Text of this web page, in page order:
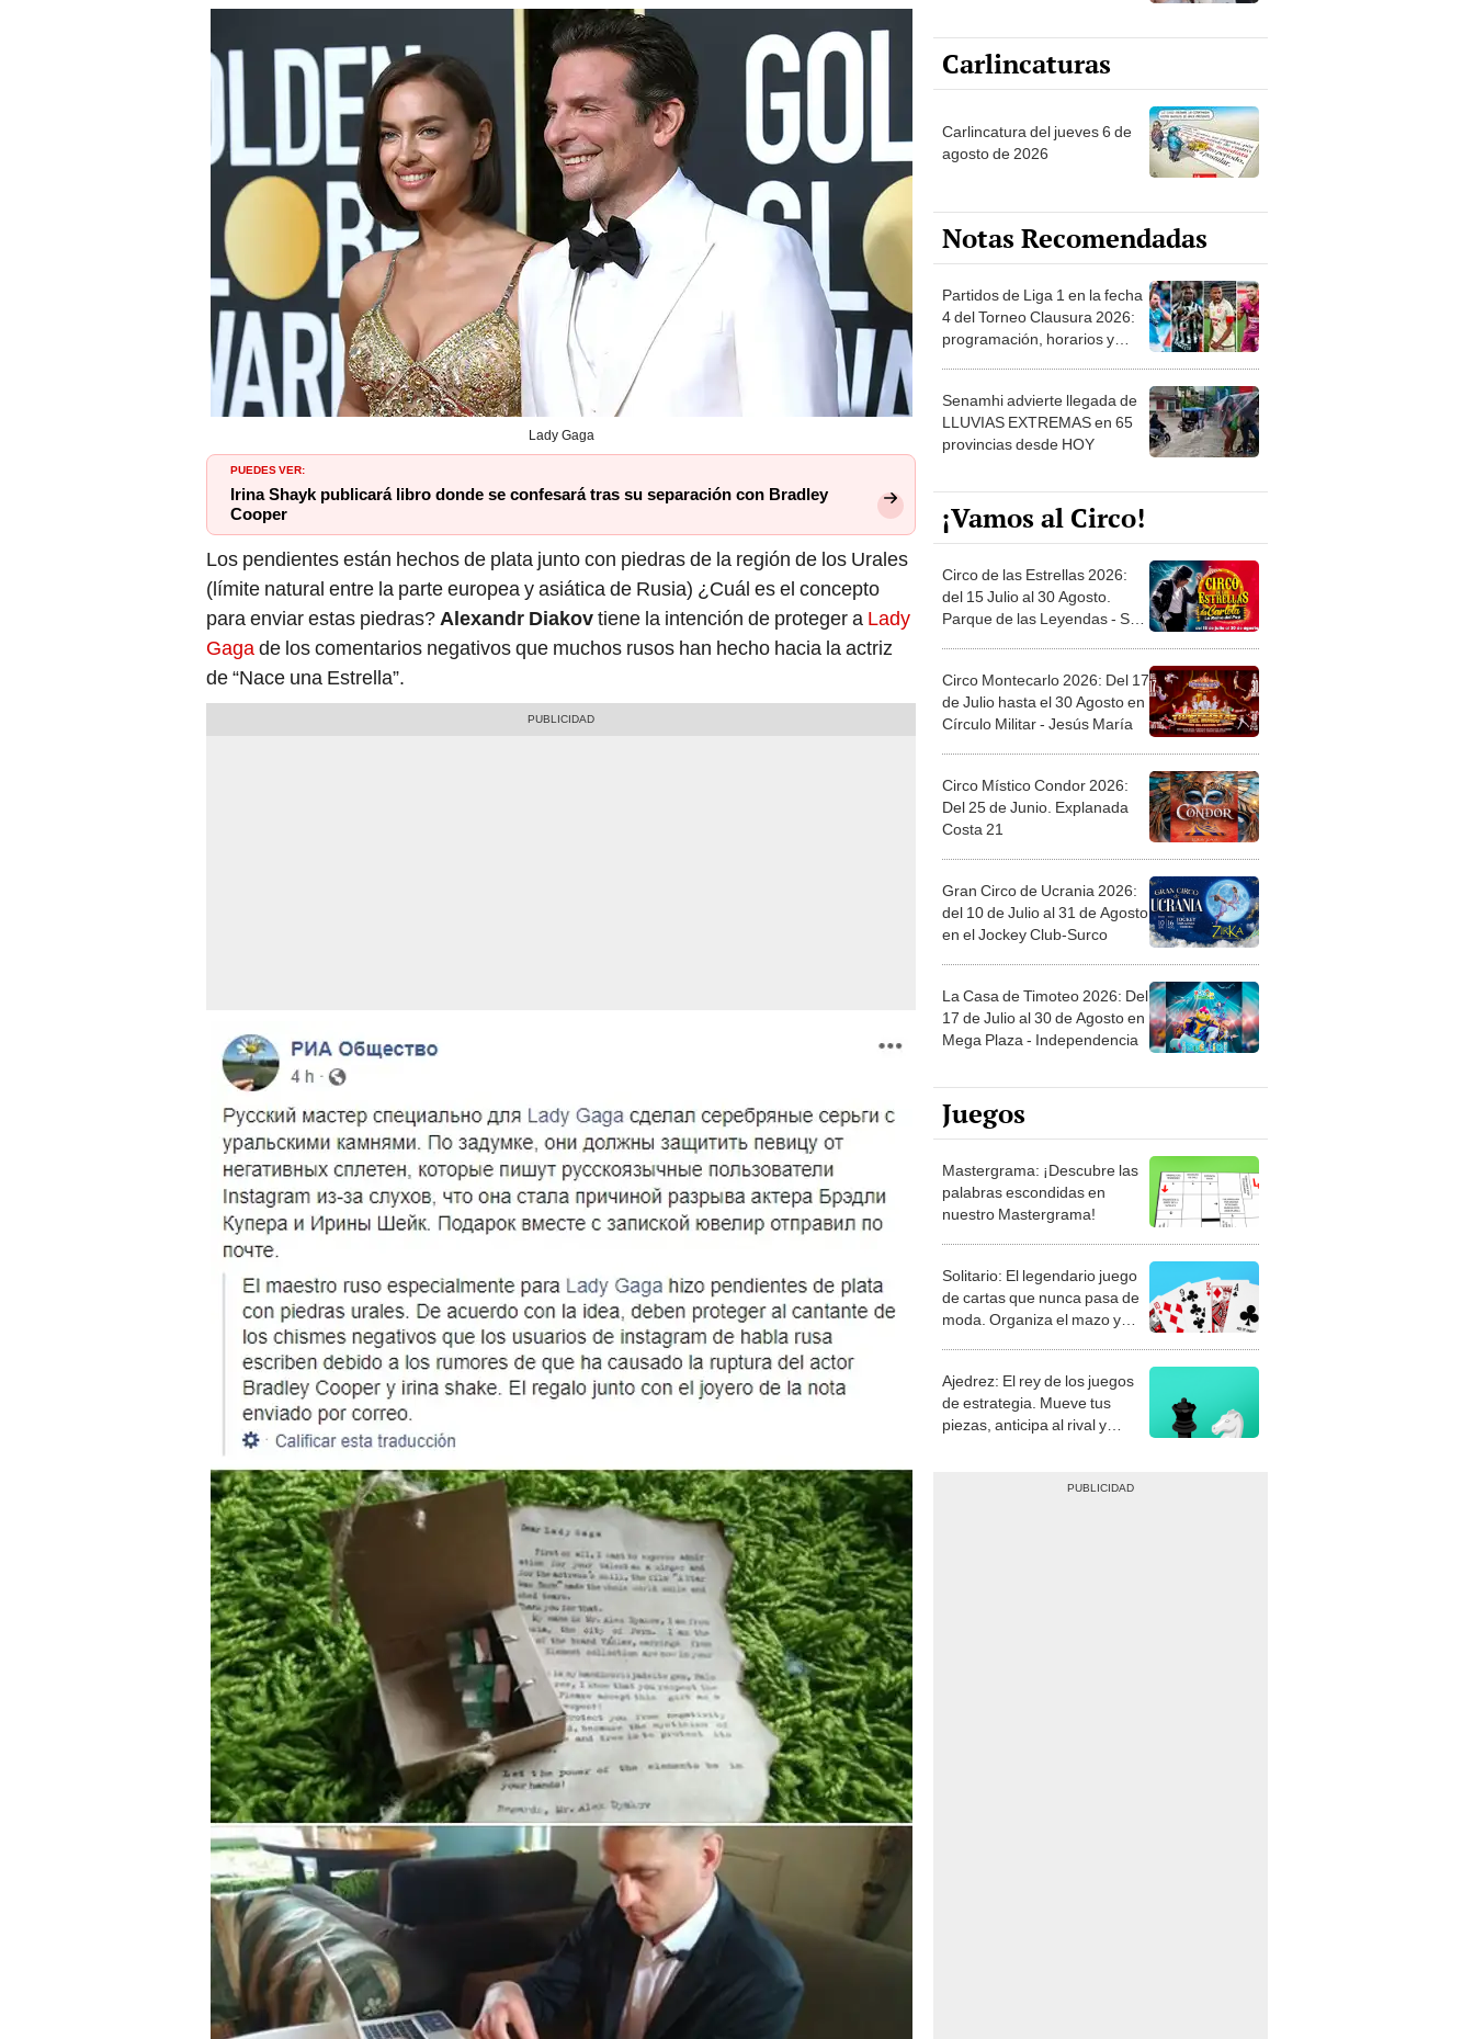
Lady Gaga
PUEDES VER:
Irina Shayk publicará libro donde se confesará tras su separación con Bradley
Cooper
Los pendientes están hechos de plata junto con piedras de la región de los Urales
(límite natural entre la parte europea y asiática de Rusia) ¿Cuál es el concepto
para enviar estas piedras?Alexandr Diakovtiene la intención de proteger a Lady
Gagade los comentarios negativos que muchos rusos han hecho hacia la actriz
de “Nace una Estrella”.
Carlincaturas
Carlincatura del jueves 6 de
agosto de 2026
Notas Recomendadas
Partidos de Liga 1 en la fecha
4 del Torneo Clausura 2026:
programación, horarios y
Senamhi advierte llegada de
LLUVIAS EXTREMAS en 65
provincias desde HOY
¡Vamos al Circo!
Circo de las Estrellas 2026:
del 15 Julio al 30 Agosto.
Parque de las Leyendas - San
Circo Montecarlo 2026: Del 17
de Julio hasta el 30 Agosto en
Círculo Militar - Jesús María
Circo Místico Condor 2026:
Del 25 de Junio. Explanada
Costa 21
Gran Circo de Ucrania 2026:
del 10 de Julio al 31 de Agosto
en el Jockey Club-Surco
La Casa de Timoteo 2026: Del
17 de Julio al 30 de Agosto en
Mega Plaza - Independencia
Juegos
Mastergrama: ¡Descubre las
palabras escondidas en
nuestro Mastergrama!
Solitario: El legendario juego
de cartas que nunca pasa de
moda. Organiza el mazo y
Ajedrez: El rey de los juegos
de estrategia. Mueve tus
piezas, anticipa al rival y